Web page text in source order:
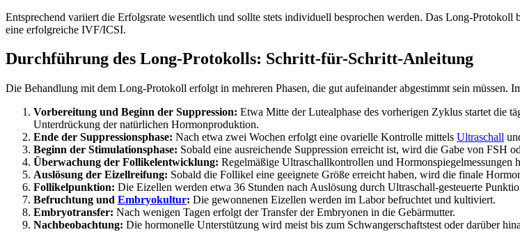
Entsprechend variiert die Erfolgsrate wesentlich und sollte stets individuell besprochen werden. Das Long-Protokoll
eine erfolgreiche IVF/ICSI.
Durchführung des Long-Protokolls: Schritt-für-Schritt-Anleitung
Die Behandlung mit dem Long-Protokoll erfolgt in mehreren Phasen, die gut aufeinander abgestimmt sein müssen.
Vorbereitung und Beginn der Suppression: Etwa Mitte der Lutealphase des vorherigen Zyklus startet die
Unterdrückung der natürlichen Hormonproduktion.
Ende der Suppressionsphase: Nach etwa zwei Wochen erfolgt eine ovarielle Kontrolle mittels Ultraschall
Beginn der Stimulationsphase: Sobald eine ausreichende Suppression erreicht ist, wird die Gabe von FSH
Überwachung der Follikelentwicklung: Regelmäßige Ultraschallkontrollen und
Auslösung der Eizellreifung: Sobald die Follikel eine geeignete Größe erreicht haben, wird die finale
Follikelpunktion: Die Eizellen werden etwa 36 Stunden nach Auslösung durch Ultraschall-gesteuerte
Befruchtung und Embryokultur: Die gewonnenen Eizellen werden im Labor befruchtet und kultiviert.
Embryotransfer: Nach wenigen Tagen erfolgt der Transfer der Embryonen in die Gebärmutter.
Nachbeobachtung: Die hormonelle Unterstützung wird meist bis zum Schwangerschaftstest oder darüber